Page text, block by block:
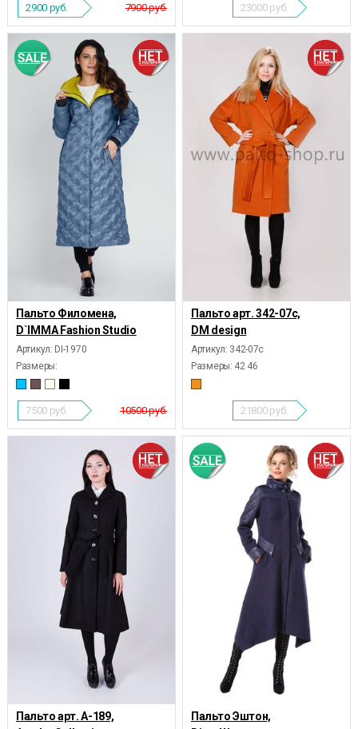
7900 руб.
2900 руб. 23000 руб.
Пальто Филомена,
D`IMMA Fashion Studio
Артикул: DI-1970
Размеры:
10500 руб.
7500 руб.
Пальто арт. 342-07c,
DM design
Артикул: 342-07с
Размеры: 42 46
21800 руб.
Пальто арт. А-189,
Пальто Эштон,